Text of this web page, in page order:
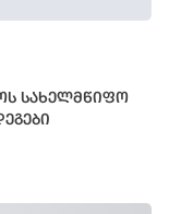
სახელმწიფო